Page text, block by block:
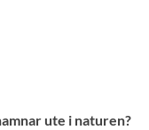
ute i naturen?